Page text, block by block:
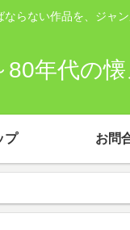
らない作品を、ジャ
年代の懐
プ お問